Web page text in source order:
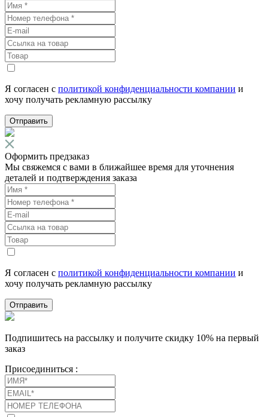
Я согласен с политикой конфиденциальности компании и
хочу получать рекламную рассылку
Отправить
Оформить предзаказ
Мы свяжемся с вами в ближайшее время для уточнения
деталей и подтверждения заказа
Я согласен с политикой конфиденциальности компании и
хочу получать рекламную рассылку
Отправить
Подпишитесь на рассылку и получите скидку 10% на первый
заказ
Присоединиться :